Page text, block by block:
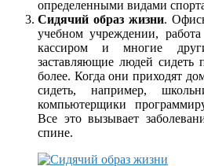
определенными видами
Сидячий образ жизни.
учебном учреждении,
кассиром и многие
заставляющие людей сидеть
более. Когда они приходят
сидеть, например,
компьютерщики
Все это вызывает
спине.